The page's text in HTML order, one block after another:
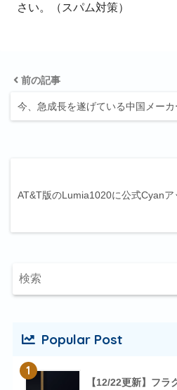
さい。（スパム対策）
前の記事
今、急成長を遂げている中国メー
AT&T版のLumia1020に公式Cyanア
Popular Post
1
【12/22更新】フラ